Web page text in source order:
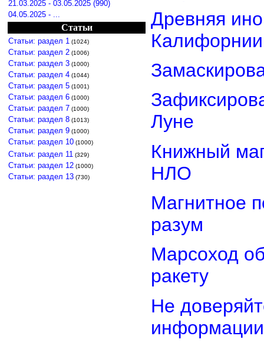
21.03.2025 - 03.05.2025 (990)
04.05.2025 - ...
Статьи
Статьи: раздел 1 (1024)
Статьи: раздел 2 (1006)
Статьи: раздел 3 (1000)
Статьи: раздел 4 (1044)
Статьи: раздел 5 (1001)
Статьи: раздел 6 (1000)
Статьи: раздел 7 (1000)
Статьи: раздел 8 (1013)
Статьи: раздел 9 (1000)
Статьи: раздел 10 (1000)
Статьи: раздел 11 (329)
Статьи: раздел 12 (1000)
Статьи: раздел 13 (730)
Древняя
Калифорнии
Луне
Книжный
НЛО
Магнитное
разум
Марсоход
ракету
Не
информации